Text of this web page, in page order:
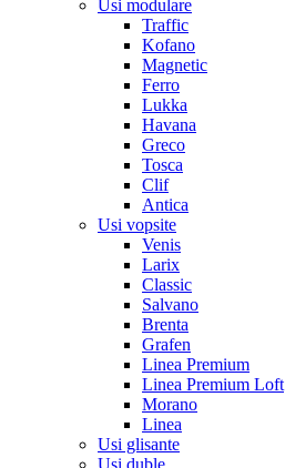
Usi modulare
Traffic
Kofano
Magnetic
Ferro
Lukka
Havana
Greco
Tosca
Clif
Antica
Usi vopsite
Venis
Larix
Classic
Salvano
Brenta
Grafen
Linea Premium
Linea Premium Loft
Morano
Linea
Usi glisante
Usi duble